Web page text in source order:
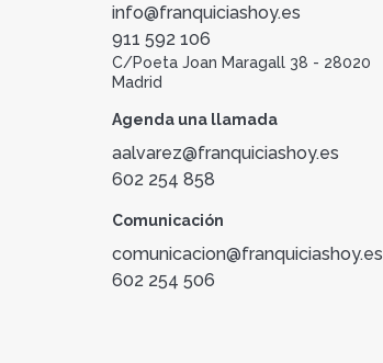
info@franquiciashoy.es
911 592 106
C/Poeta Joan Maragall 38 - 28020
Madrid
Agenda una llamada
aalvarez@franquiciashoy.es
602 254 858
Comunicación
comunicacion@franquiciashoy.es
602 254 506